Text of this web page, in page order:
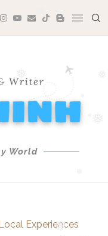
❅
World
Experiences